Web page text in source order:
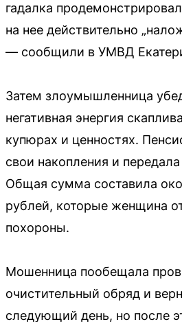
гадалка
на нее действительно
— сообщили в УМВД
Затем злоумышленница
негативная энергия
купюрах и ценностях.
свои накопления и
Общая сумма составила
рублей, которые женщина
похороны.
Мошенница пообещала
очистительный обряд и
следующий день, но после